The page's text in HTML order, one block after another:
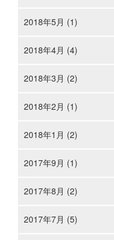
2018年5月 (1)
2018年4月 (4)
2018年3月 (2)
2018年2月 (1)
2018年1月 (2)
2017年9月 (1)
2017年8月 (2)
2017年7月 (5)